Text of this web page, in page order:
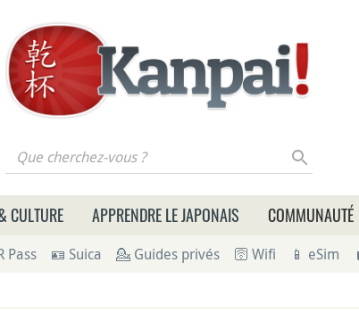
vous ?
CULTURE APPRENDRE LE JAPONAIS COMMUNAUTÉ
Pass 🪪 Suica 💁 Guides privés 🛜 Wifi 📱 eSim